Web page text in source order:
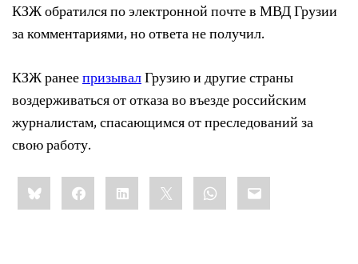
КЗЖ обратился по электронной почте в МВД Грузии
за комментариями, но ответа не получил.
КЗЖ ранеепризывалГрузию и другие страны
воздерживаться от отказа во въезде российским
журналистам, спасающимся от преследований за
свою работу.
Share
this:BlueskyFacebookLinkedIn WhatsApp
Email